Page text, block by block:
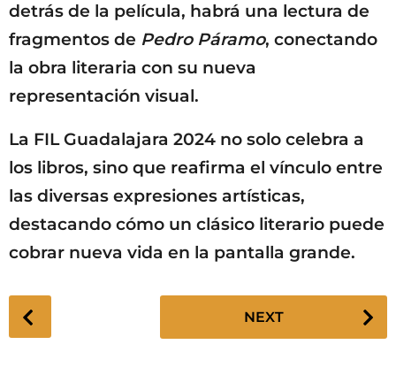
detrás de la película, habrá una lectura de
fragmentos de Pedro Páramo, conectando
la obra literaria con su nueva
representación visual.
La FIL Guadalajara 2024 no solo celebra a
los libros, sino que reafirma el vínculo entre
las diversas expresiones artísticas,
destacando cómo un clásico literario puede
cobrar nueva vida en la pantalla grande.
P
o
NEXT